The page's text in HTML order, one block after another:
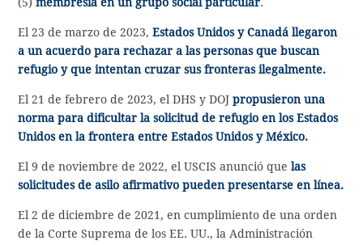
(5)membresía en un grupo social particular.
El 23 de marzo de 2023,Estados Unidos y Canadá llegaron
a un acuerdo para rechazar a las personas que buscan
refugio y que intentan cruzar sus fronteras ilegalmente.
El 21 de febrero de 2023, el DHS y DOJpropusieron una
norma para dificultar la solicitud de refugio en los Estados
Unidos en la frontera entre Estados Unidos y México.
El 9 de noviembre de 2022, el USCIS anunció quelas
solicitudes de asilo afirmativo pueden presentarse en línea.
El 2 de diciembre de 2021, en cumplimiento de una orden
de la Corte Suprema de los EE. UU., la Administración